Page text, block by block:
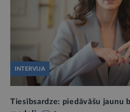
INTERVIJA
Tiesībsardze: piedāvāšu jaunu